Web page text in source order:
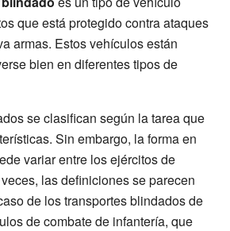
que está protegido contra ataques
armas. Estos vehículos están
bien en diferentes tipos de
se clasifican según la tarea que
Sin embargo, la forma en
variar entre los ejércitos de
las definiciones se parecen
de los transportes blindados de
de combate de infantería, que